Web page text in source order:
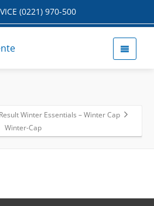
(0221) 970-500
Result Winter Essentials – Winter Cap
Winter-Cap